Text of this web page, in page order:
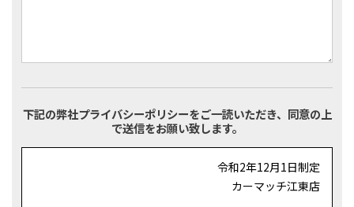
下記の弊社プライバシーポリシーをご一読いただき、同意の上
で送信をお願い致します。
令和2年12月1日制定
カーマッチ江東店